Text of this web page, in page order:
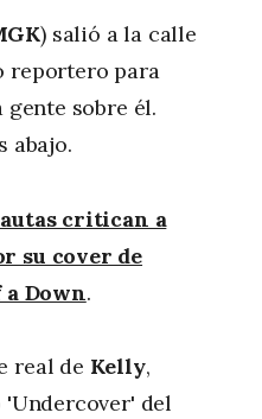
) salió a la calle
reportero para
sobre él.
abajo.
critican a
su cover de
a Down.
real de Kelly,
del